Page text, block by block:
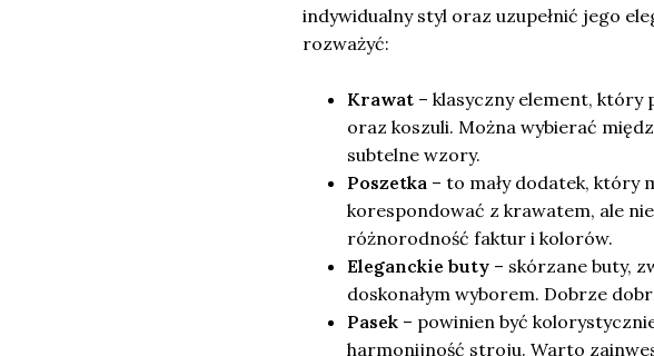
indywidualny styl oraz uzupełnić jego
rozważyć:
Krawat – klasyczny element,
oraz koszuli. Można wybierać
subtelne wzory.
Poszetka – to mały dodatek, który
korespondować z krawatem, ale
różnorodność faktur i kolorów.
Eleganckie buty – skórzane buty,
doskonałym wyborem. Dobrze
Pasek – powinien być
harmonijność stroju. Warto